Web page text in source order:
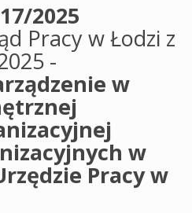
17/2025
Pracy w Łodzi z
-
w
w
Pracy w